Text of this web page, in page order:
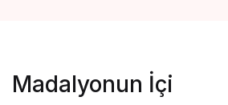
Madalyonun İçi